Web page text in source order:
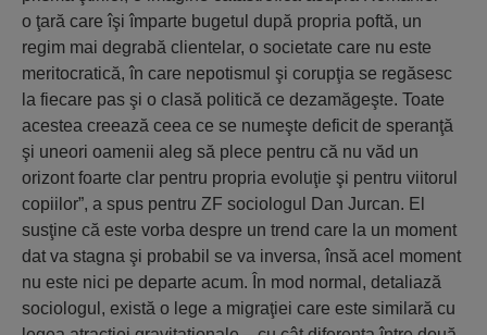
o ţară care îşi împarte bugetul după propria poftă, un
regim mai degrabă clientelar, o societate care nu este
meritocratică, în care nepotismul şi corupţia se regăsesc
la fiecare pas şi o clasă politică ce dezamăgeşte. Toate
acestea creează ceea ce se numeşte deficit de speranţă
şi uneori oamenii aleg să plece pentru că nu văd un
orizont foarte clar pentru propria evoluţie şi pentru viitorul
copiilor”, a spus pentru ZF sociologul Dan Jurcan. El
susţine că este vorba despre un trend care la un moment
dat va stagna şi probabil se va inversa, însă acel moment
nu este nici pe departe acum. În mod normal, detaliază
sociologul, există o lege a migraţiei care este similară cu